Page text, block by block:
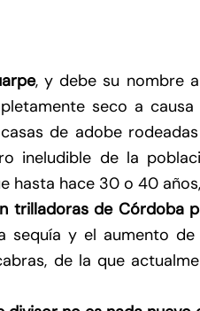
, y debe su nombre
seco a causa
de adobe
ineludible de la
hasta hace 30 o 40
trilladoras de Córdoba
sequía y el aumento de
de la que